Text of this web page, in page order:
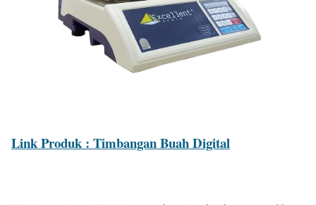
Link Produk : Timbangan Buah Digital